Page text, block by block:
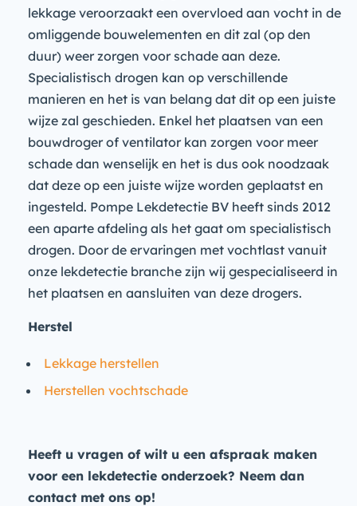
lekkage veroorzaakt een overvloed aan vocht in de
omliggende bouwelementen en dit zal (op den
duur) weer zorgen voor schade aan deze.
Specialistisch drogen kan op verschillende
manieren en het is van belang dat dit op een juiste
wijze zal geschieden. Enkel het plaatsen van een
bouwdroger of ventilator kan zorgen voor meer
schade dan wenselijk en het is dus ook noodzaak
dat deze op een juiste wijze worden geplaatst en
ingesteld. Pompe Lekdetectie BV heeft sinds 2012
een aparte afdeling als het gaat om specialistisch
drogen. Door de ervaringen met vochtlast vanuit
onze lekdetectie branche zijn wij gespecialiseerd in
het plaatsen en aansluiten van deze drogers.
Herstel
Lekkage herstellen
Herstellen vochtschade
Heeft u vragen of wilt u een afspraak maken
voor een lekdetectie onderzoek? Neem dan
contact met ons op!